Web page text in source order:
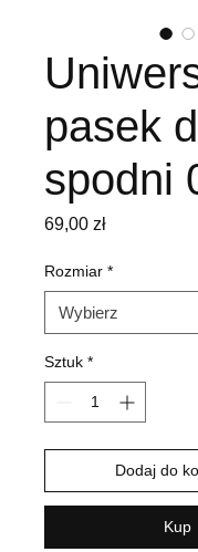
pasek
spodni
69,00 złCena
Rozmiar *
Sztuk *
Dodaj do
Kup